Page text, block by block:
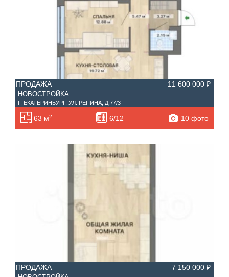
Этажность
—
Не первый
Материал дома
Обмен
С фото
ПРОДАЖА 11 600 000 ₽
НОВОСТРОЙКА
Г. ЕКАТЕРИНБУРГ, УЛ. РЕПИНА, Д.77/3
63 м2 6/12 10 фото
ПРОДАЖА 7 150 000 ₽